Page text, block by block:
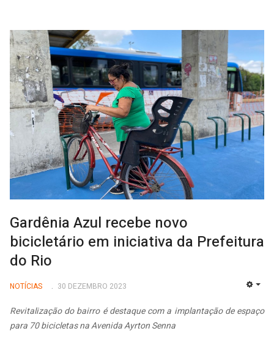
Gardênia Azul recebe novo
bicicletário em iniciativa da Prefeitura
do Rio
NOTÍCIAS 30 DEZEMBRO 2023
Revitalização do bairro é destaque com a implantação de espaço
para 70 bicicletas na Avenida Ayrton Senna